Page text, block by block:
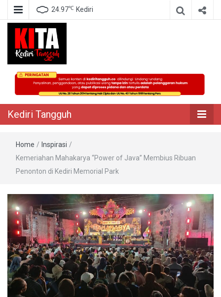
24.97℃ Kediri
Kediri Tangguh
Berita Akurat Terpercaya
Kediri Tangguh
Home / Inspirasi /
Kemeriahan Mahakarya “Power of Java” Membius Ribuan
Penonton di Kediri Memorial Park